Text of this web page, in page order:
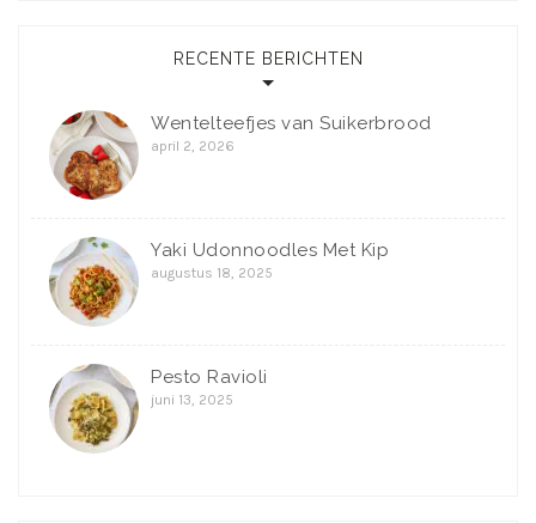
RECENTE BERICHTEN
Wentelteefjes van Suikerbrood
april 2, 2026
Yaki Udonnoodles Met Kip
augustus 18, 2025
Pesto Ravioli
juni 13, 2025